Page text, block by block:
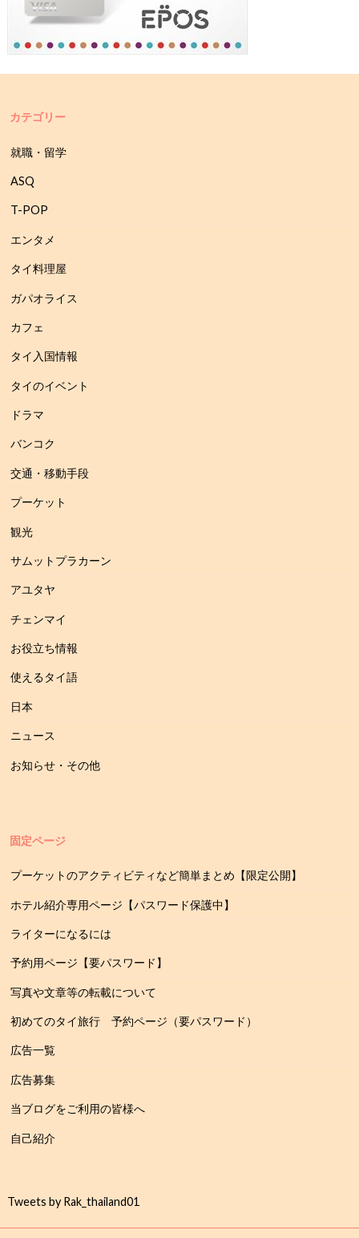
カテゴリー
就職・留学
ASQ
T-POP
エンタメ
タイ料理屋
ガパオライス
カフェ
タイ入国情報
タイのイベント
ドラマ
バンコク
交通・移動手段
プーケット
観光
サムットプラカーン
アユタヤ
チェンマイ
お役立ち情報
使えるタイ語
日本
ニュース
お知らせ・その他
固定ページ
プーケットのアクティビティなど簡単まとめ【限定公開】
ホテル紹介専用ページ【パスワード保護中】
ライターになるには
予約用ページ【要パスワード】
写真や文章等の転載について
初めてのタイ旅行 予約ページ（要パスワード）
広告一覧
広告募集
当ブログをご利用の皆様へ
自己紹介
Tweets by Rak_thailand01